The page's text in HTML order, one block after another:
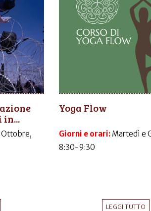
Ottobre,
Yoga Flow
Giorni e orari: Martedì e
8:30-9:30
LEGGI TUTTO